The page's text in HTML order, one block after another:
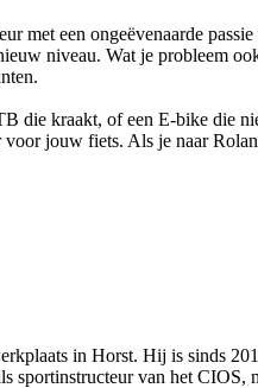
met een ongeëvenaarde
niveau. Wat je probleem
die kraakt, of een E-bike die
jouw fiets. Als je naar
in Horst. Hij is sinds
sportinstructeur van het